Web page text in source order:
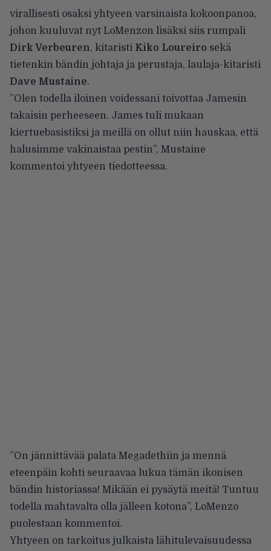
virallisesti osaksi yhtyeen varsinaista kokoonpanoa,
johon kuuluvat nyt LoMenzon lisäksi siis rumpali
Dirk Verbeuren, kitaristi Kiko Loureiro sekä
tietenkin bändin johtaja ja perustaja, laulaja-kitaristi
Dave Mustaine.
”Olen todella iloinen voidessani toivottaa Jamesin
takaisin perheeseen. James tuli mukaan
kiertuebasistiksi ja meillä on ollut niin hauskaa, että
halusimme vakinaistaa pestin”, Mustaine
kommentoi yhtyeen tiedotteessa.
”On jännittävää palata Megadethiin ja mennä
eteenpäin kohti seuraavaa lukua tämän ikonisen
bändin historiassa! Mikään ei pysäytä meitä! Tuntuu
todella mahtavalta olla jälleen kotona”, LoMenzo
puolestaan kommentoi.
Yhtyeen on tarkoitus julkaista lähitulevaisuudessa